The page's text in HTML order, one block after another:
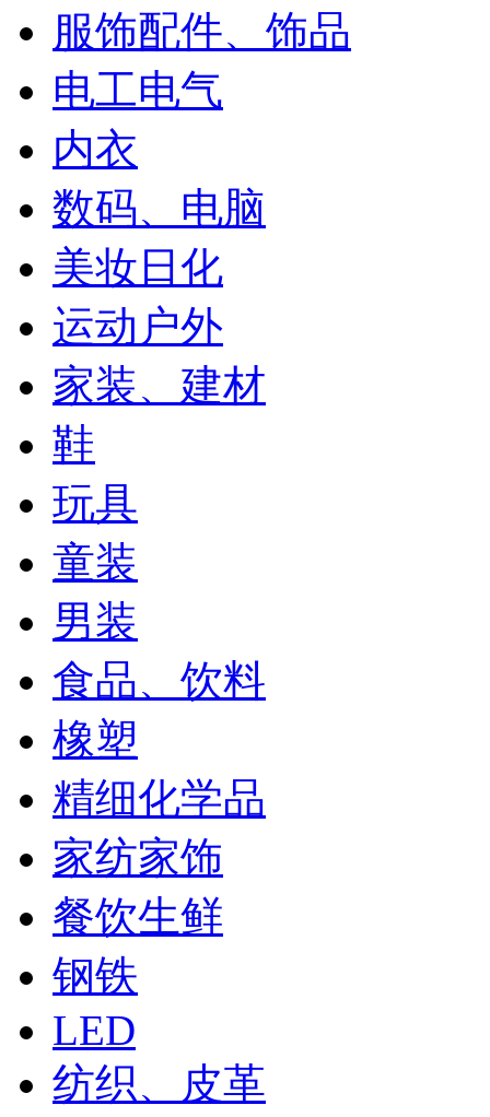
服饰配件、饰品
电工电气
内衣
数码、电脑
美妆日化
运动户外
家装、建材
鞋
玩具
童装
男装
食品、饮料
橡塑
精细化学品
家纺家饰
餐饮生鲜
钢铁
LED
纺织、皮革